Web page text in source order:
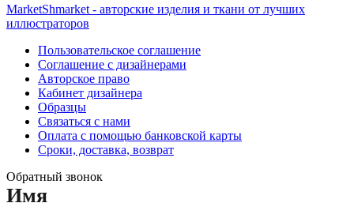
MarketShmarket - авторские изделия и ткани от лучших
иллюстраторов
Пользовательское соглашение
Соглашение с дизайнерами
Авторское право
Кабинет дизайнера
Образцы
Связаться с нами
Оплата с помощью банковской карты
Сроки, доставка, возврат
Обратный звонок
Имя